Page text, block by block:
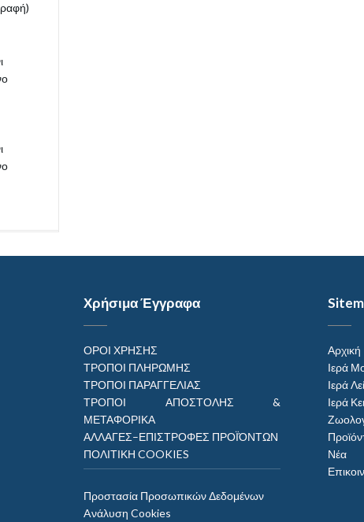
Χρήσιμα Έγγραφα
ΟΡΟΙ ΧΡΗΣΗΣ
ΤΡΟΠΟΙ ΠΛΗΡΩΜΗΣ
ΤΡΟΠΟΙ ΠΑΡΑΓΓΕΛΙΑΣ
ΤΡΟΠΟΙ ΑΠΟΣΤΟΛΗΣ &
ΜΕΤΑΦΟΡΙΚΑ
ΑΛΛΑΓΕΣ–ΕΠΙΣΤΡΟΦΕΣ ΠΡΟΪΌΝΤΩΝ
ΠΟΛΙΤΙΚΗ COOKIES
Προστασία Προσωπικών Δεδομένων
Aνάλυση Cookies
Αρχική
Ιερά
Ιερά
Ιερά
Νέα